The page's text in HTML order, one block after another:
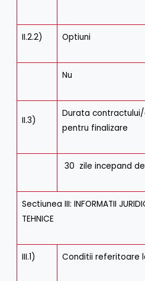
II.2.2) Optiuni
Nu
II.3)
Durata
pentru finalizare
30 zile incepand
Sectiunea III: INFORMATII
TEHNICE
III.1) Conditii referitoare